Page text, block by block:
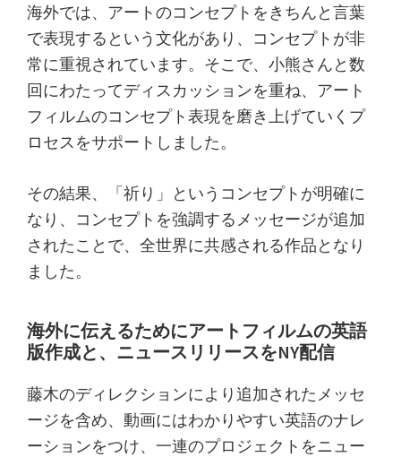
海外では、アートのコンセプトをきちんと言葉
で表現するという文化があり、コンセプトが非
常に重視されています。そこで、小熊さんと数
回にわたってディスカッションを重ね、アート
フィルムのコンセプト表現を磨き上げていくプ
ロセスをサポートしました。
その結果、「祈り」というコンセプトが明確に
なり、コンセプトを強調するメッセージが追加
されたことで、全世界に共感される作品となり
ました。
海外に伝えるためにアートフィルムの英語
版作成と、ニュースリリースをNY配信
藤木のディレクションにより追加されたメッセ
ージを含め、動画にはわかりやすい英語のナレ
ーションをつけ、一連のプロジェクトをニュー